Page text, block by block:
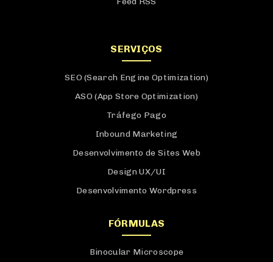
SERVIÇOS
SEO (Search Engine Optimization)
ASO (App Store Optimization)
Tráfego Pago
Inbound Marketing
Desenvolvimento de Sites Web
Design UX/UI
Desenvolvimento Wordpress
FÓRMULAS
Binocular Microscope